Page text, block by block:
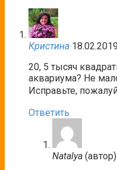
Кристина
20, 5 тысяч
аквариума? Не
Исправьте,
Ответить
Natalya (автор)